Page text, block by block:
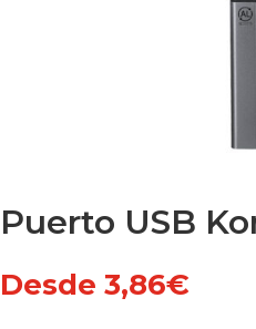
Puerto USB
Desde 3,86€